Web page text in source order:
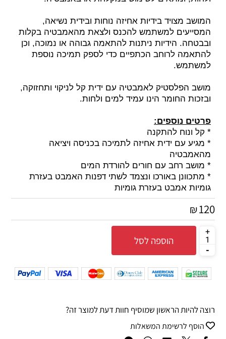
המושב מצויד בידיות אחיזה נוחות ובידית נשיאה,
המסייעים למשתמש להכנס ולצאת מהאמבטיה בקלות
ובבטחה. הידיות ניתנות להתאמה גבוהה או נמוכה, וכן
להתאמה לרוחב הכתפיים כדי לספק תמיכה נוספת
למשתמש.
מושב הפלסטיק לאמבטיה עם ידית קל לניקוי ותחזוקה,
ובזכות החומר הינו עמיד למים ולחות.
פרטים נוספים:
* קל ונוח להתקנה
* מגיע עם ידית אחיזה לתמיכה בכניסה ויציאה
מהאמבטיה
* מושב רחב עם חורים להורדת המים
* מתכוונן באורכו ונצמד לשתי דפנות האמבט בעזרת
גומיות אמבט בעזרת גומיות
₪120
הוספה לסל
רוצה להיות הראשון שמוסיף חוות דעת למוצר זה?
הוסף לרשימת המשאלות